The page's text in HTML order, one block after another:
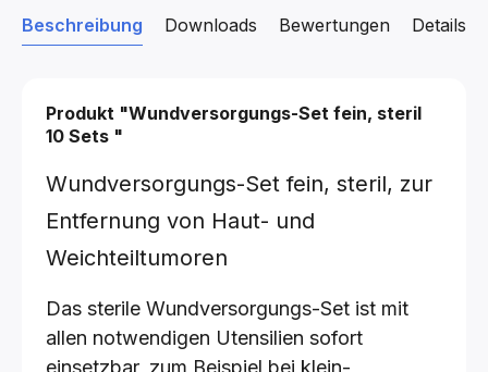
Beschreibung Downloads Details
Bewertungen
Produkt "Wundversorgungs-Set fein, steril
10 Sets "
Wundversorgungs-Set fein, steril, zur
Entfernung von Haut- und
Weichteiltumoren
Das sterile Wundversorgungs-Set ist mit
allen notwendigen Utensilien sofort
einsetzbar, zum Beispiel bei klein-